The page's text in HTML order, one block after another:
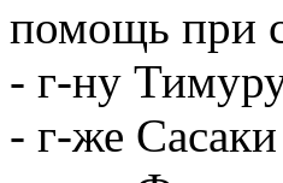
помощь при
- г-ну
- г-же